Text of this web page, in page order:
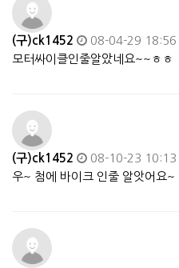
(구)ck1452
08-04-29 18:56
모터싸이클인줄알았네요~~ㅎㅎ
(구)ck1452
08-10-23 10:13
우~ 첨에 바이크 인줄 알앗어요